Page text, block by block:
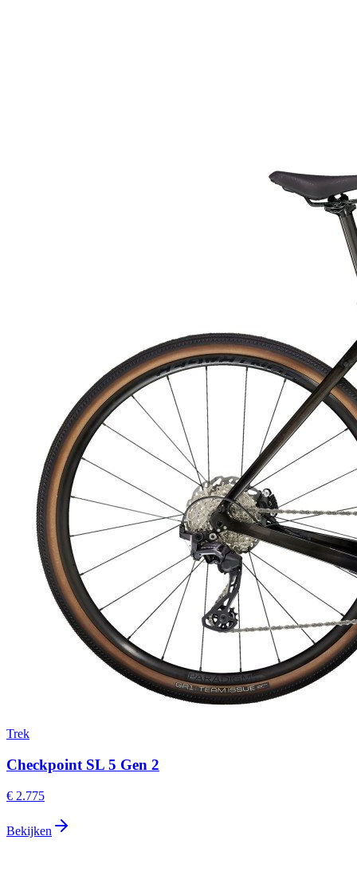
Trek
Checkpoint SL 5 Gen 2
€ 2.775
Bekijken